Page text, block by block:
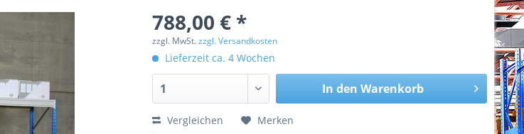
788,00 € *
zzgl. MwSt.zzgl. Versandkosten
Lieferzeit ca. 4 Wochen
In den Warenkorb
Vergleichen Merken